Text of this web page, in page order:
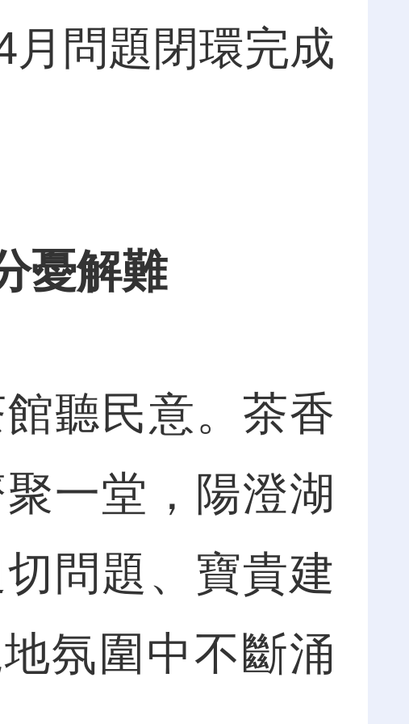
月問題閉環完成
憂解難
聽民意。茶香
一堂，陽澄湖
問題、寶貴建
氛圍中不斷涌